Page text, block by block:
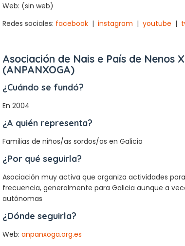
Web: (sin web)
Redes sociales: facebook | instagram | youtube |
Asociación de Nais e País de Nenos
(ANPANXOGA)
¿Cuándo se fundó?
En 2004
¿A quién representa?
Familias de niños/as sordos/as en Galicia
¿Por qué seguirla?
Asociación muy activa que organiza actividades
frecuencia, generalmente para Galicia aunque a
autónomas
¿Dónde seguirla?
Web: anpanxoga.org.es